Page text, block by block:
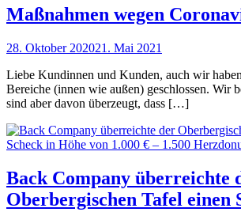
Maßnahmen wegen
28. Oktober 202021. Mai 2021
Liebe Kundinnen und Kunden, auch wir
Bereiche (innen wie außen) geschlossen. Wir
sind aber davon überzeugt, dass […]
Back Company überreichte
Oberbergischen Tafel einen